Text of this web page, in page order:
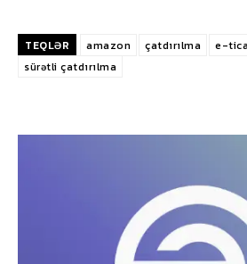
TEQLƏR amazon çatdırılma e-
sürətli çatdırılma